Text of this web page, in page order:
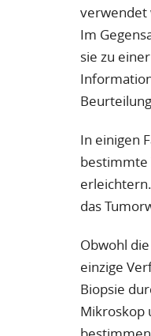
verwendet
Im
sie zu
In einigen
bestimmte
das
Obwohl
einzige
Biopsie
Mikroskop